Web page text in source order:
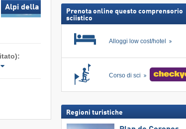
Alpi della Zillertal Stazione a
Prenota online questo comprensorio
sciistico
Alloggi low cost/hotel
Corso di sci
Regioni turistiche